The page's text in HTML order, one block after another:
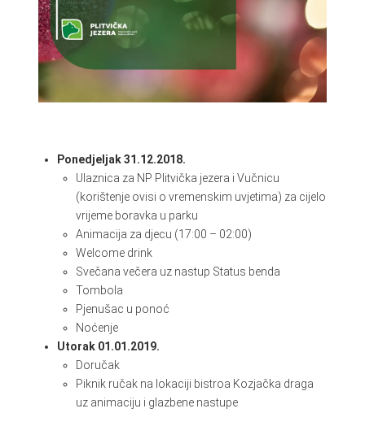
Ponedjeljak 31.12.2018.
Ulaznica za NP Plitvička jezera i Vučnicu
(korištenje ovisi o vremenskim uvjetima) za cijelo
vrijeme boravka u parku
Animacija za djecu (17:00 – 02:00)
Welcome drink
Svečana večera uz nastup Status benda
Tombola
Pjenušac u ponoć
Noćenje
Utorak 01.01.2019.
Doručak
Piknik ručak na lokaciji bistroa Kozjačka draga
uz animaciju i glazbene nastupe